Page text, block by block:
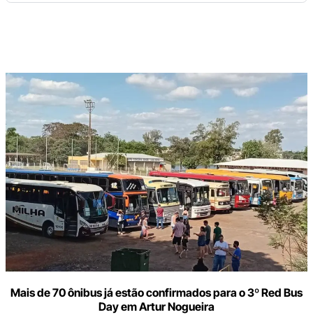
Mais de 70 ônibus já estão confirmados para o 3º Red Bus
Day em Artur Nogueira
Digite
aqui
e-
mail